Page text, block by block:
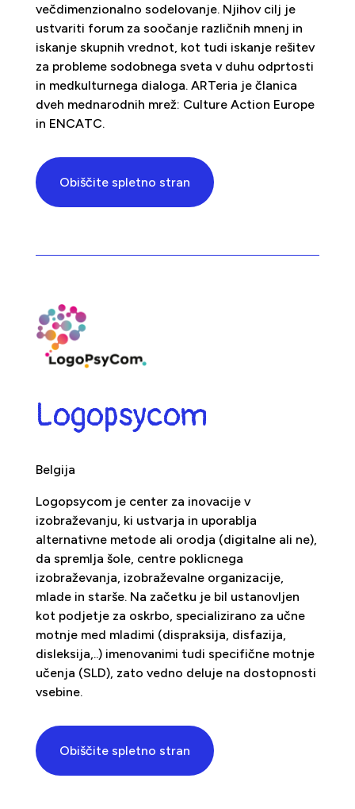
večdimenzionalno sodelovanje. Njihov cilj je
ustvariti forum za soočanje različnih mnenj in
iskanje skupnih vrednot, kot tudi iskanje rešitev
za probleme sodobnega sveta v duhu odprtosti
in medkulturnega dialoga. ARTeria je članica
dveh mednarodnih mrež: Culture Action Europe
in ENCATC.
Obiščite spletno stran
Logopsycom
Belgija
Logopsycom je center za inovacije v
izobraževanju, ki ustvarja in uporablja
alternativne metode ali orodja (digitalne ali ne),
da spremlja šole, centre poklicnega
izobraževanja, izobraževalne organizacije,
mlade in starše. Na začetku je bil ustanovljen
kot podjetje za oskrbo, specializirano za učne
motnje med mladimi (dispraksija, disfazija,
disleksija,..) imenovanimi tudi specifične motnje
učenja (SLD), zato vedno deluje na dostopnosti
vsebine.
Obiščite spletno stran